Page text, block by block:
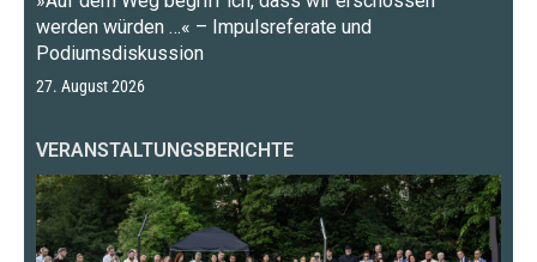
werden würden …« – Impulsreferate und
Podiumsdiskussion
27. August 2026
VERANSTALTUNGSBERICHTE